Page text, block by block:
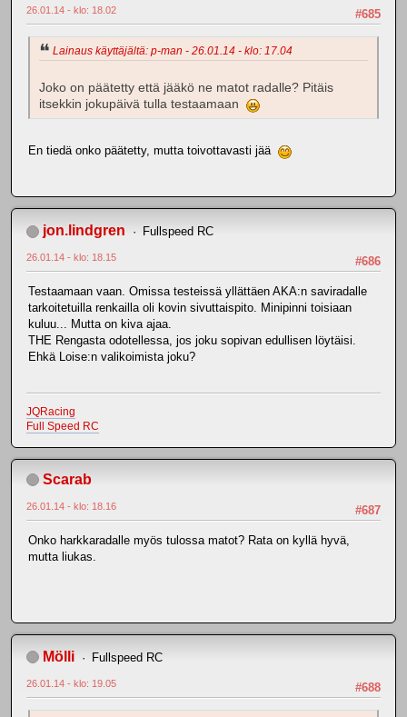
#685
26.01.14 - klo: 18.02
Lainaus käyttäjältä: p-man - 26.01.14 - klo: 17.04
Joko on päätetty että jääkö ne matot radalle? Pitäis
itsekkin jokupäivä tulla testaamaan
En tiedä onko päätetty, mutta toivottavasti jää
jon.lindgren Fullspeed RC
#686
26.01.14 - klo: 18.15
Testaamaan vaan. Omissa testeissä yllättäen AKA:n saviradalle
tarkoitetuilla renkailla oli kovin sivuttaispito. Minipinni toisiaan
kuluu... Mutta on kiva ajaa.
THE Rengasta odotellessa, jos joku sopivan edullisen löytäisi.
Ehkä Loise:n valikoimista joku?
JQRacing
Full Speed RC
Scarab
#687
26.01.14 - klo: 18.16
Onko harkkaradalle myös tulossa matot? Rata on kyllä hyvä,
mutta liukas.
Mölli Fullspeed RC
#688
26.01.14 - klo: 19.05